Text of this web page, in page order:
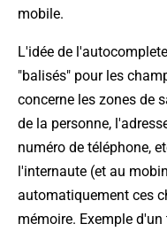
mobile.
L'idée de
"balisés" pour les
concerne les zones de
de la personne,
numéro de téléphone,
l'internaute (et au
automatiquement ces
mémoire. Exemple